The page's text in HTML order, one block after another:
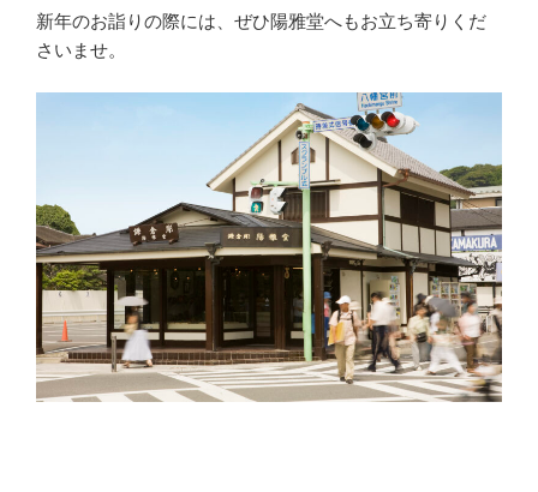
新年のお詣りの際には、ぜひ陽雅堂へもお立ち寄りくだ
さいませ。